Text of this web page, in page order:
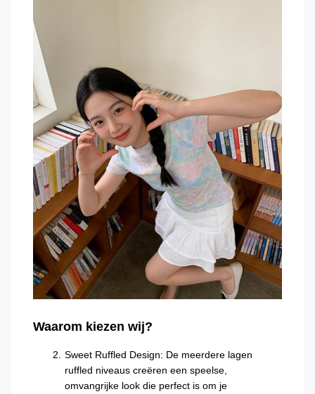
Waarom kiezen wij?
Sweet Ruffled Design: De meerdere lagen
ruffled niveaus creëren een speelse,
omvangrijke look die perfect is om je